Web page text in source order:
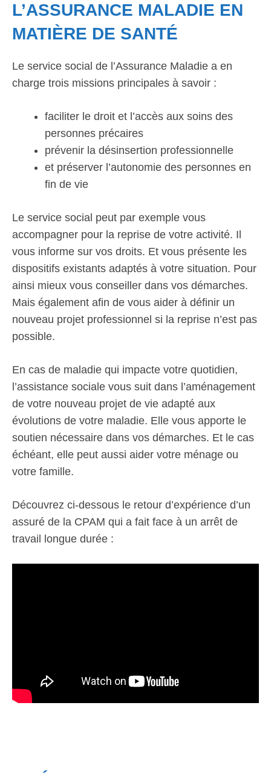
L’ASSURANCE MALADIE EN
MATIÈRE DE SANTÉ
Le service social de l’Assurance Maladie a en
charge trois missions principales à savoir :
faciliter le droit et l’accès aux soins des
personnes précaires
prévenir la désinsertion professionnelle
et préserver l’autonomie des personnes en
fin de vie
Le service social peut par exemple vous
accompagner pour la reprise de votre activité. Il
vous informe sur vos droits. Et vous présente les
dispositifs existants adaptés à votre situation. Pour
ainsi mieux vous conseiller dans vos démarches.
Mais également afin de vous aider à définir un
nouveau projet professionnel si la reprise n’est pas
possible.
En cas de maladie qui impacte votre quotidien,
l’assistance sociale vous suit dans l’aménagement
de votre nouveau projet de vie adapté aux
évolutions de votre maladie. Elle vous apporte le
soutien nécessaire dans vos démarches. Et le cas
échéant, elle peut aussi aider votre ménage ou
votre famille.
Découvrez ci-dessous le retour d’expérience d’un
assuré de la CPAM qui a fait face à un arrêt de
travail longue durée :